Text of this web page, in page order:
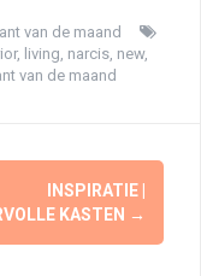
van de maand
, living narcis new,
van de maand
INSPIRATIE |
KASTEN →